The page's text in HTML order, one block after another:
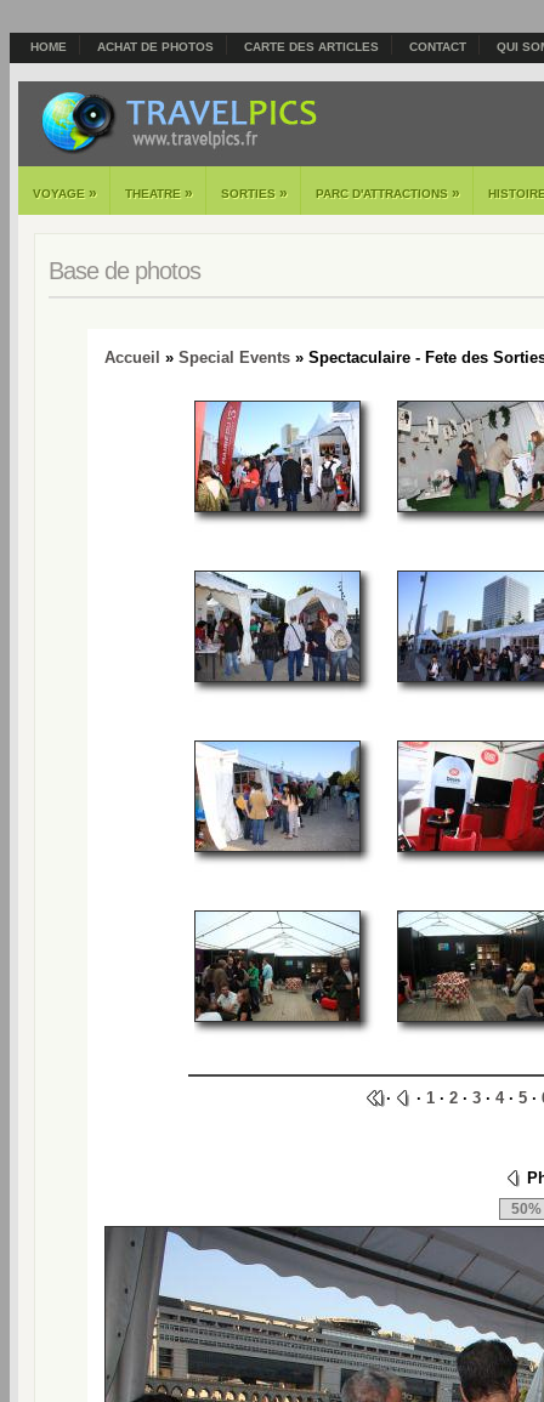
HOME ACHAT DE PHOTOS CARTE DES ARTICLES CONTACT QUI
VOYAGE » THEATRE » SORTIES » PARC D'ATTRACTIONS »
Base de photos
Accueil » Special Events » Spectaculaire - Fete des
· · 1 · 2 · 3 · 4· 5 ·